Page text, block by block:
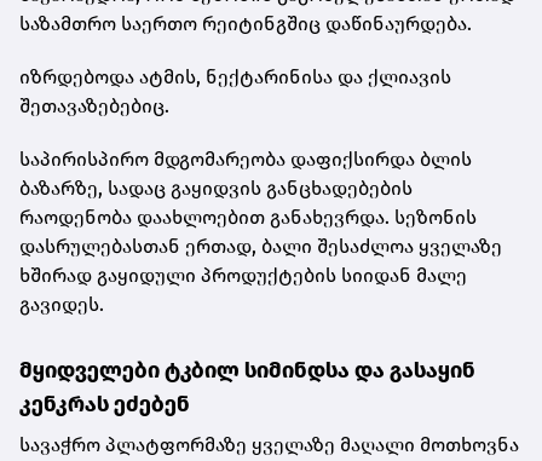
საზამთრო საერთო რეიტინგშიც დაწინაურდება.
იზრდებოდა ატმის, ნექტარინისა და ქლიავის
შეთავაზებებიც.
საპირისპირო მდგომარეობა დაფიქსირდა ბლის
ბაზარზე, სადაც გაყიდვის განცხადებების
რაოდენობა დაახლოებით განახევრდა. სეზონის
დასრულებასთან ერთად, ბალი შესაძლოა ყველაზე
ხშირად გაყიდული პროდუქტების სიიდან მალე
გავიდეს.
მყიდველები ტკბილ სიმინდსა და გასაყინ
კენკრას ეძებენ
სავაჭრო პლატფორმაზე ყველაზე მაღალი მოთხოვნა